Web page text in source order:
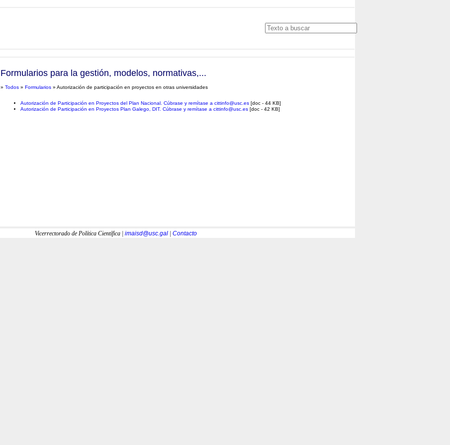
Formularios para la gestión, modelos, normativas,...
» Todos » Formularios » Autorización de participación en proyectos en otras universidades
Autorización de Participación en Proyectos del Plan Nacional. Cúbrase y remítase a cittinfo@usc.es [doc - 44 KB]
Autorización de Participación en Proyectos Plan Galego, DIT. Cúbrase y remítase a cittinfo@usc.es [doc - 42 KB]
Vicerrectorado de Política Científica | imaisd@usc.gal Contacto